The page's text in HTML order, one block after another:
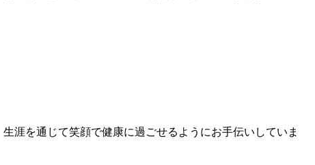
涯を通じて笑顔で健康に過ごせるようにお手伝いしていま